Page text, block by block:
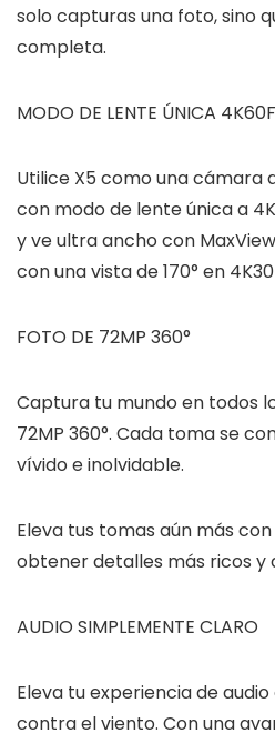
solo capturas una foto, sino
completa.
MODO DE LENTE ÚNICA
Utilice X5 como una cámara
con modo de lente única a
y ve ultra ancho con
con una vista de 170° en
FOTO DE 72MP 360°
Captura tu mundo en todos
72MP 360°. Cada toma se
vívido e inolvidable.
Eleva tus tomas aún más
obtener detalles más ricos y
AUDIO SIMPLEMENTE CLARO
Eleva tu experiencia de
contra el viento. Con una